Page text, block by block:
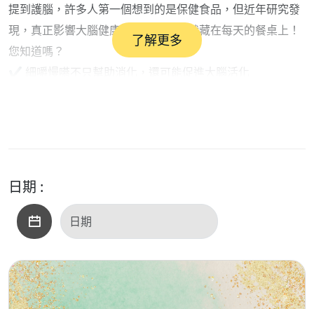
提到護腦，許多人第一個想到的是保健食品，但近年研究發
現，真正影響大腦健康的關鍵，可能就藏在每天的餐桌上！
您知道嗎？
✔ 細嚼慢嚥不只幫助消化，還可能促進大腦活化
大家認識最新研究成果，分享護腦飲食與生活習慣的重要觀
念，告訴您如何透過日常飲食與簡單行動，為大腦健康加
分。
一起從每一餐開始，為大腦儲存健康資本！
了解更多
日期 :